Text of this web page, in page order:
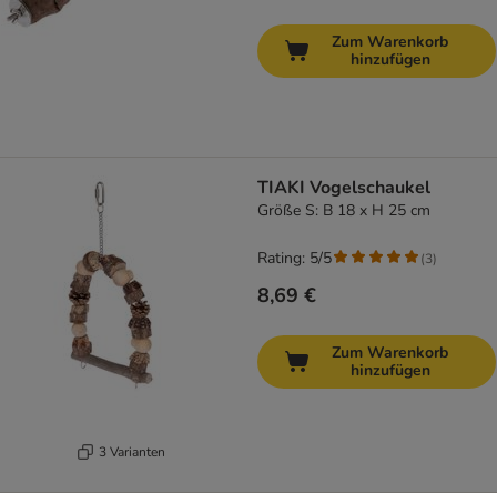
Zum Warenkorb
hinzufügen
3 Varianten
TIAKI Vogelschaukel
Größe S: B 18 x H 25 cm
8,69 €
Rating: 5/5 (3)
Zum Warenkorb
hinzufügen